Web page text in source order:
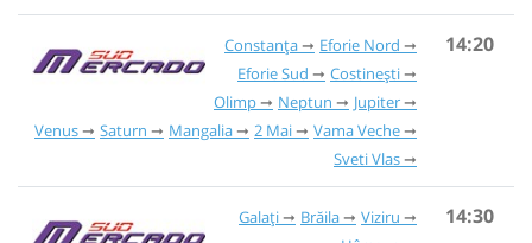
Constanța
Eforie Nord
Eforie Sud
Costinești
Olimp
Neptun
Jupiter
Venus
Saturn Mangalia 2 Mai
Vama Veche
Sveti Vlas
14:20
Galați Brăila
Viziru
14:30